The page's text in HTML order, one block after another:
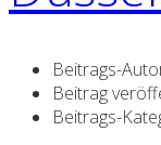
Beitrags-
Beitrag
Beitrags-